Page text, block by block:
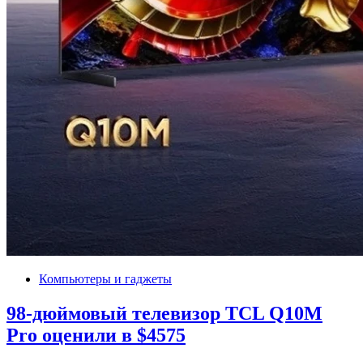
Компьютеры и гаджеты
98-дюймовый телевизор TCL Q10M
Pro оценили в $4575